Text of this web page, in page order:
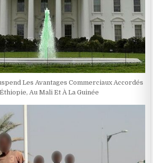
Les Avantages Commerciaux Accordés
Au Mali Et À La Guinée